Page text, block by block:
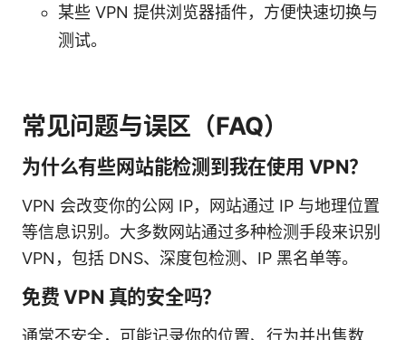
某些 VPN 提供浏览器插件，方便快速切换与
测试。
常见问题与误区（FAQ）
为什么有些网站能检测到我在使用 VPN？
VPN 会改变你的公网 IP，网站通过 IP 与地理位置
等信息识别。大多数网站通过多种检测手段来识别
VPN，包括 DNS、深度包检测、IP 黑名单等。
免费 VPN 真的安全吗？
通常不安全，可能记录你的位置、行为并出售数